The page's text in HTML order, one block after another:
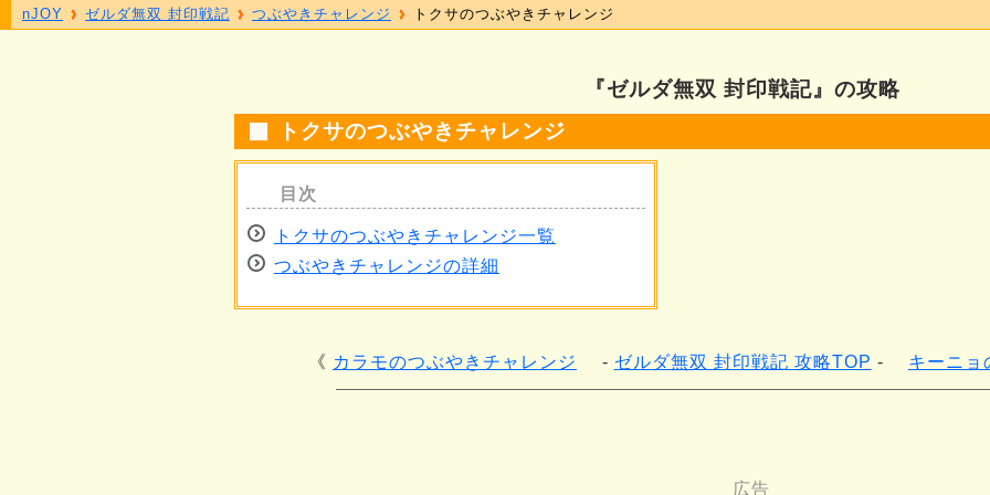
『ゼルダ無双 封印戦記』の攻略
トクサのつぶやきチャレンジ
トクサのつぶやきチャレンジ一覧
つぶやきチャレンジの詳細
カラモのつぶやきチャレンジ ゼルダ無双 封印戦記 攻略TOP キーニョ
nJOY ゼルダ無双 封印戦記 つぶやきチャレンジ トクサのつぶやきチャレンジ